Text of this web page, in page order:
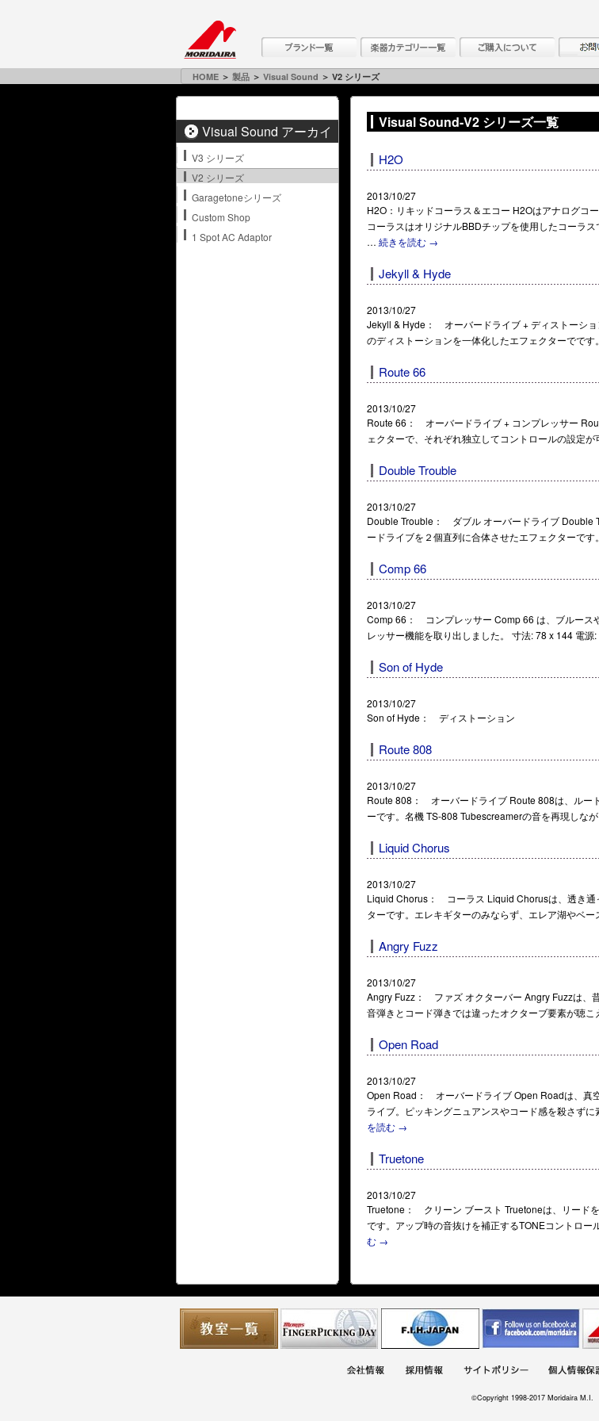
HOME＞ 製品＞ Visual Sound ＞ V2 シリーズ
Visual Sound-V2 シリーズ一覧
H2O
2013/10/27
H2O：リキッドコーラス＆エコー H2Oはアナログコ
コーラスはオリジナルBBDチップを使用したコーラ
… 続きを読む →
Jekyll & Hyde
2013/10/27
Jekyll & Hyde： オーバードライブ + ディストーシ
のディストーションを一体化したエフェクターでで
Route 66
2013/10/27
Route 66： オーバードライブ + コンプレッサー
ェクターで、それぞれ独立してコントロールの設定
Double Trouble
2013/10/27
Double Trouble： ダブル オーバードライブ Double
ードライブを２個直列に合体させたエフェクターで
Comp 66
2013/10/27
Comp 66： コンプレッサー Comp 66 は、ブルース
レッサー機能を取り出しました。 寸法: 78 x 144 電
Son of Hyde
2013/10/27
Son of Hyde： ディストーション
Route 808
2013/10/27
Route 808： オーバードライブ Route 808は、ルー
ーです。名機 TS-808 Tubescreamerの音を再現しな
Liquid Chorus
2013/10/27
Liquid Chorus： コーラス Liquid Chorusは、透き通
ターです。エレキギターのみならず、エレア湖やベ
Angry Fuzz
2013/10/27
Angry Fuzz： ファズ オクターバー Angry Fuzzは、
音弾きとコード弾きでは違ったオクターブ要素が聴
Open Road
2013/10/27
Open Road： オーバードライブ Open Roadは、真
ライブ。ピッキングニュアンスやコード感を殺さず
を読む →
Truetone
2013/10/27
Truetone： クリーン ブースト Truetoneは、リード
です。アップ時の音抜けを補正するTONEコントロ
む →
Visual Sound アーカイ
V3 シリーズ
V2 シリーズ
Garagetoneシリーズ
Custom Shop
1 Spot AC Adaptor
©Copyright 1998-2017 Moridaira M.I.